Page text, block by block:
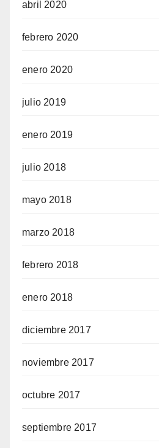
abril 2020
febrero 2020
enero 2020
julio 2019
enero 2019
julio 2018
mayo 2018
marzo 2018
febrero 2018
enero 2018
diciembre 2017
noviembre 2017
octubre 2017
septiembre 2017